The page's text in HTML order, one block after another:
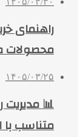
راهنمای
محصولات
۱۴۰۵/۰۳/۲۵
📊
متناسب